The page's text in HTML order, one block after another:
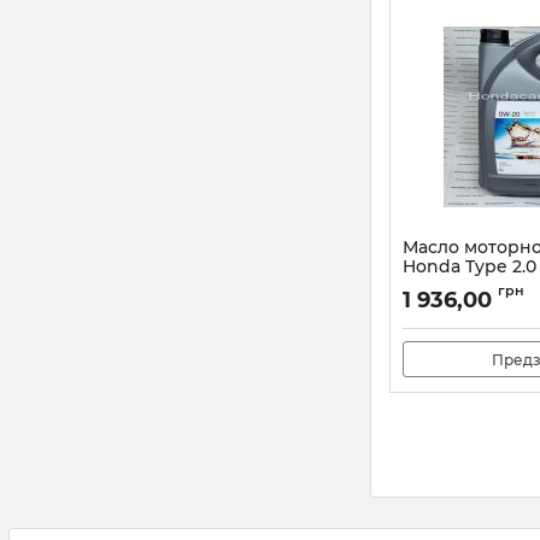
Масло
Honda Type 2.0
08232P99K4LHE
Артикул:
1 936,00 грн